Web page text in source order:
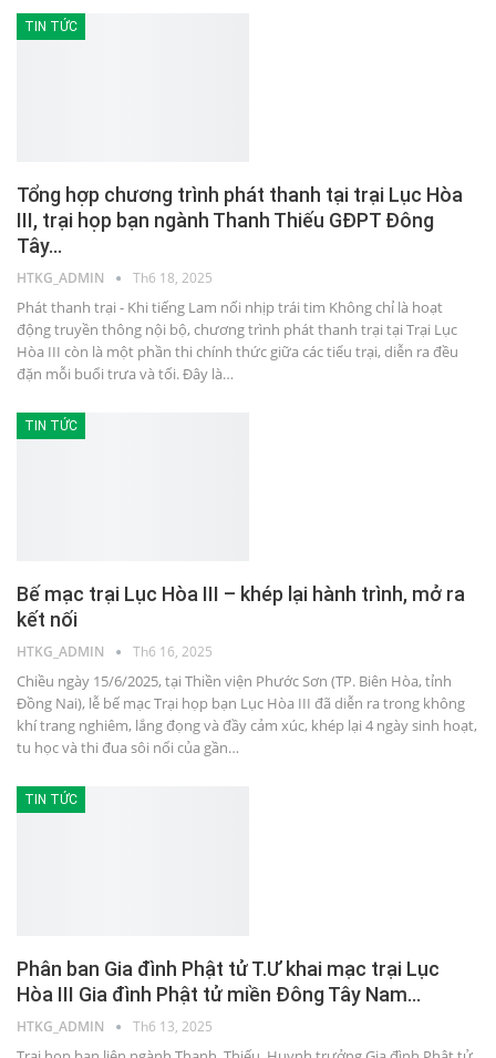
TIN TỨC
Tổng hợp chương trình phát thanh tại trại Lục Hòa
III, trại họp bạn ngành Thanh Thiếu GĐPT Đông
Tây…
HTKG_ADMIN Th6 18, 2025
Phát thanh trại - Khi tiếng Lam nối nhịp trái tim Không chỉ là hoạt
động truyền thông nội bộ, chương trình phát thanh trại tại Trại Lục
Hòa III còn là một phần thi chính thức giữa các tiểu trại, diễn ra đều
đặn mỗi buổi trưa và tối. Đây là…
TIN TỨC
Bế mạc trại Lục Hòa III – khép lại hành trình, mở ra
kết nối
HTKG_ADMIN Th6 16, 2025
Chiều ngày 15/6/2025, tại Thiền viện Phước Sơn (TP. Biên Hòa, tỉnh
Đồng Nai), lễ bế mạc Trại họp bạn Lục Hòa III đã diễn ra trong không
khí trang nghiêm, lắng đọng và đầy cảm xúc, khép lại 4 ngày sinh hoạt,
tu học và thi đua sôi nổi của gần…
TIN TỨC
Phân ban Gia đình Phật tử T.Ư khai mạc trại Lục
Hòa III Gia đình Phật tử miền Đông Tây Nam…
HTKG_ADMIN Th6 13, 2025